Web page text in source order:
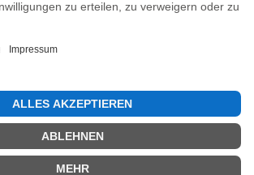
speyer.de - einzelne Rechte
inkl. gesetzl. Mehrwertsteuer zzgl.
und ggf. Nachnahmegebühren, wenn
nicht anders angegeben.